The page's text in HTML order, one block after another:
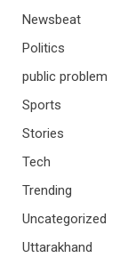
Newsbeat
Politics
public problem
Sports
Stories
Tech
Trending
Uncategorized
Uttarakhand